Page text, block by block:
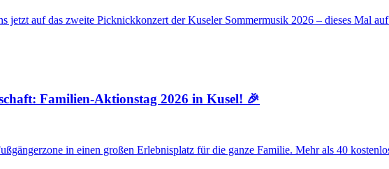
jetzt auf das zweite Picknickkonzert der Kuseler Sommermusik 2026 – dieses Mal
Familien-Aktionstag 2026 in Kusel! 🎉
in einen großen Erlebnisplatz für die ganze Familie. Mehr als 40